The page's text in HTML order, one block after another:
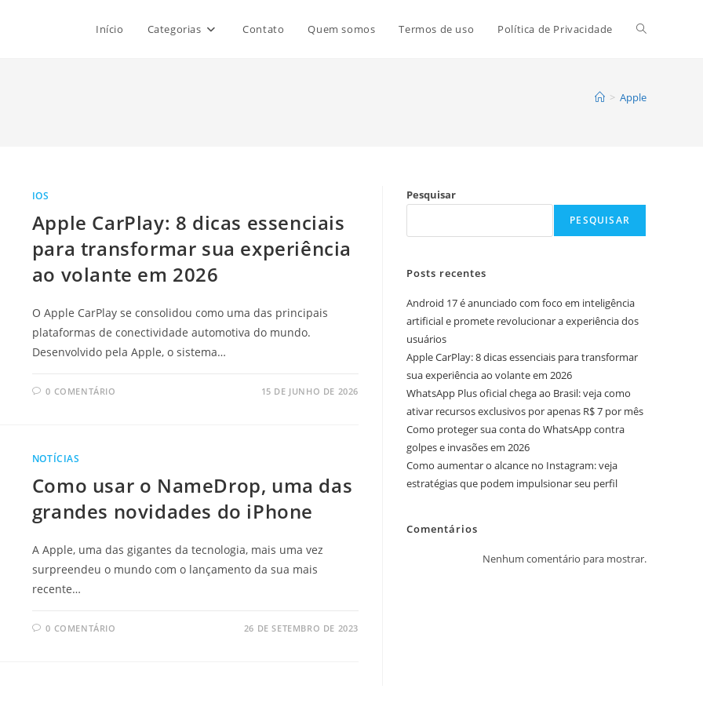
Início Categorias Contato Quem somos Termos de uso Política de Privacidade Alternar
site
> Apple
IOS
Apple CarPlay: 8 dicas essenciais
para transformar sua experiência
ao volante em 2026
O Apple CarPlay se consolidou como uma das principais
plataformas de conectividade automotiva do mundo.
Desenvolvido pela Apple, o sistema…
0 COMENTÁRIO 15 DE JUNHO DE 2026
NOTÍCIAS
Como usar o NameDrop, uma das
grandes novidades do iPhone
A Apple, uma das gigantes da tecnologia, mais uma vez
surpreendeu o mundo com o lançamento da sua mais
recente…
0 COMENTÁRIO 26 DE SETEMBRO DE 2023
Pesquisar
PESQUISAR
Posts recentes
Android 17 é anunciado com foco em inteligência
artificial e promete revolucionar a experiência dos
usuários
Apple CarPlay: 8 dicas essenciais para transformar
sua experiência ao volante em 2026
WhatsApp Plus oficial chega ao Brasil: veja como
ativar recursos exclusivos por apenas R$ 7 por mês
Como proteger sua conta do WhatsApp contra
golpes e invasões em 2026
Como aumentar o alcance no Instagram: veja
estratégias que podem impulsionar seu perfil
Comentários
Nenhum comentário para mostrar.